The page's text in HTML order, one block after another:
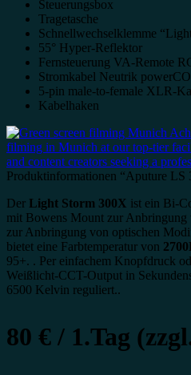
Steuerungsbox
Tragetasche
Schnellwechselklemme
55° Hyper-Reflektor
Fernsteuerung VA-Remote
Stromkabel Neutrik
5-pin male-to-female XLR-
Kabelhaken
Produktinformationen “Aputure
Der Light Storm 300X ist ein Bi-
mit Bowens Mount zur
zur Anbringung von optischen
bietet eine Farbtemperatur von
95+. . Per einfachem Knopfdruck
Weißlicht-CCT-Output in
6500 Kelvin reguliert..
80 € / 1.Tag